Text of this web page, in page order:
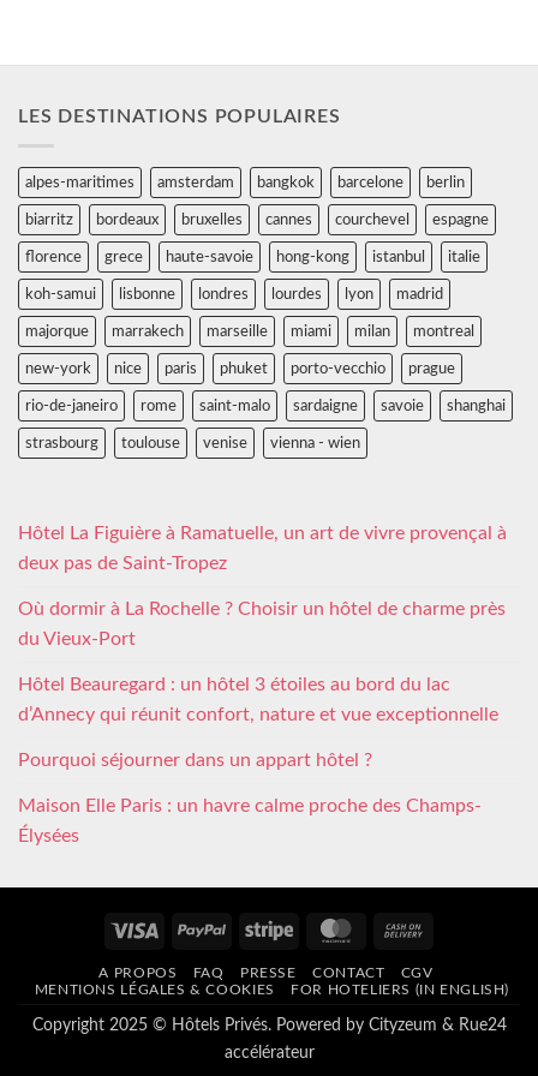
LES DESTINATIONS POPULAIRES
alpes-maritimes amsterdam bangkok barcelone berlin
biarritz bordeaux bruxelles cannes courchevel espagne
florence grece haute-savoie hong-kong istanbul italie
koh-samui lisbonne londres lourdes lyon madrid
majorque marrakech marseille miami milan montreal
new-york nice paris phuket porto-vecchio prague
rio-de-janeiro rome saint-malo sardaigne savoie shanghai
strasbourg toulouse venise vienna - wien
Hôtel La Figuière à Ramatuelle, un art de vivre provençal à
deux pas de Saint-Tropez
Où dormir à La Rochelle ? Choisir un hôtel de charme près
du Vieux-Port
Hôtel Beauregard : un hôtel 3 étoiles au bord du lac
d’Annecy qui réunit confort, nature et vue exceptionnelle
Pourquoi séjourner dans un appart hôtel ?
Maison Elle Paris : un havre calme proche des Champs-
Élysées
Visa PayPal Stripe MasterCard
Delivery
A PROPOS FAQ PRESSE CONTACT
CGV
MENTIONS LÉGALES & COOKIES
FOR HOTELIERS (IN ENGLISH)
Copyright 2025 © Hôtels Privés. Powered by Cityzeum & Rue24
accélérateur